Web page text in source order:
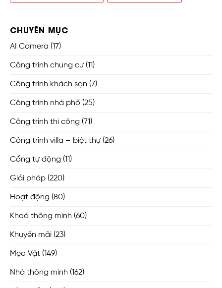
CHUYÊN MỤC
AI Camera (17)
Công trình chung cư(11)
Công trình khách sạn (7)
Công trình nhà phố (25)
Công trình thi công (71)
Công trình villa – biệt thự(26)
Cổng tự động (11)
Giải pháp (220)
Hoạt động (80)
Khoá thông minh (60)
Khuyến mãi (23)
Mẹo Vặt (149)
Nhà thông minh (162)